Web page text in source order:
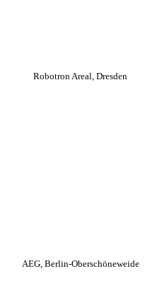
Robotron Areal, Dresden
AEG, Berlin-Oberschöneweide